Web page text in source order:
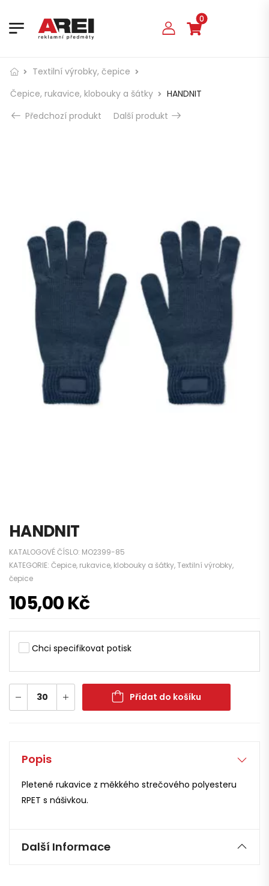
0
Textilní výrobky, čepice
Čepice, rukavice, klobouky a šátky
HANDNIT
Předchozí produkt
Další produkt
HANDNIT
KATALOGOVÉ ČÍSLO: MO2399-85
KATEGORIE: Čepice, rukavice, klobouky a šátky,Textilní výrobky,
čepice
105,00Kč
Chci specifikovat potisk
Přidat do košíku
Popis
Pletené rukavice z měkkého strečového polyesteru
RPET s nášivkou.
Další Informace